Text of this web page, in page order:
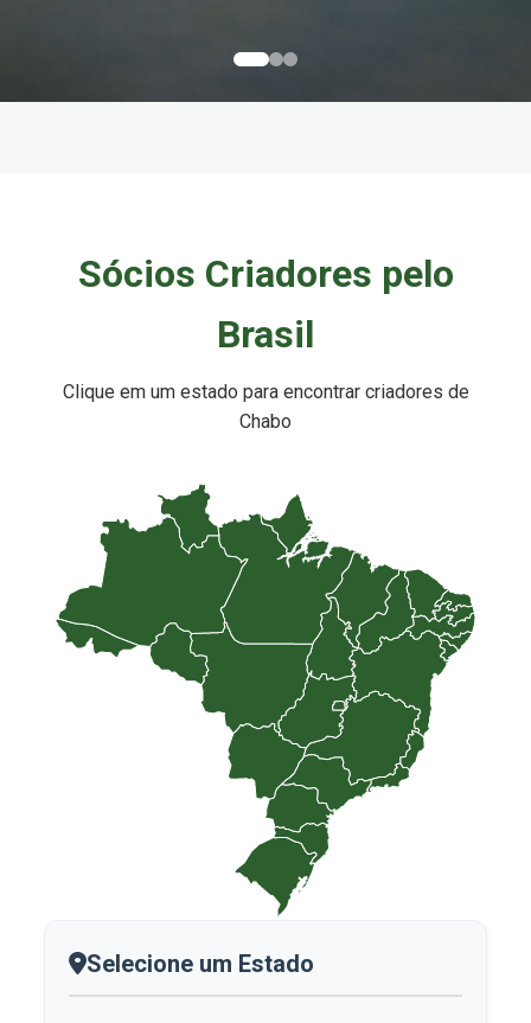
Sócios Criadores pelo
Brasil
Clique em um estado para encontrar criadores de
Chabo
Selecione um Estado